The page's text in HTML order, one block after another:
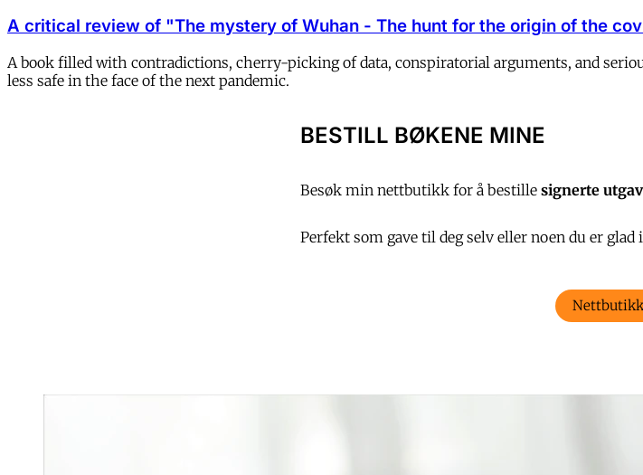
A critical review of "The mystery of Wuhan - The hunt for the origin of the
A book filled with contradictions, cherry-picking of data, conspiratorial arguments, and
less safe in the face of the next pandemic.
BESTILL BØKENE MINE
Besøk min nettbutikk for å bestille signerte
Perfekt som gave til deg selv eller noen du er glad
Nettbutikk